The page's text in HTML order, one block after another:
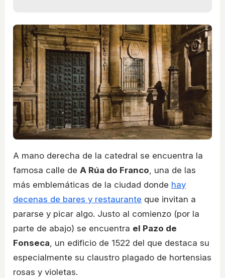
A mano derecha de la catedral se encuentra la
famosa calle de A Rúa do Franco, una de las
más emblemáticas de la ciudad donde hay
decenas de bares y restaurante que invitan a
pararse y picar algo. Justo al comienzo (por la
parte de abajo) se encuentra el Pazo de
Fonseca, un edificio de 1522 del que destaca su
especialmente su claustro plagado de hortensias
rosas y violetas.